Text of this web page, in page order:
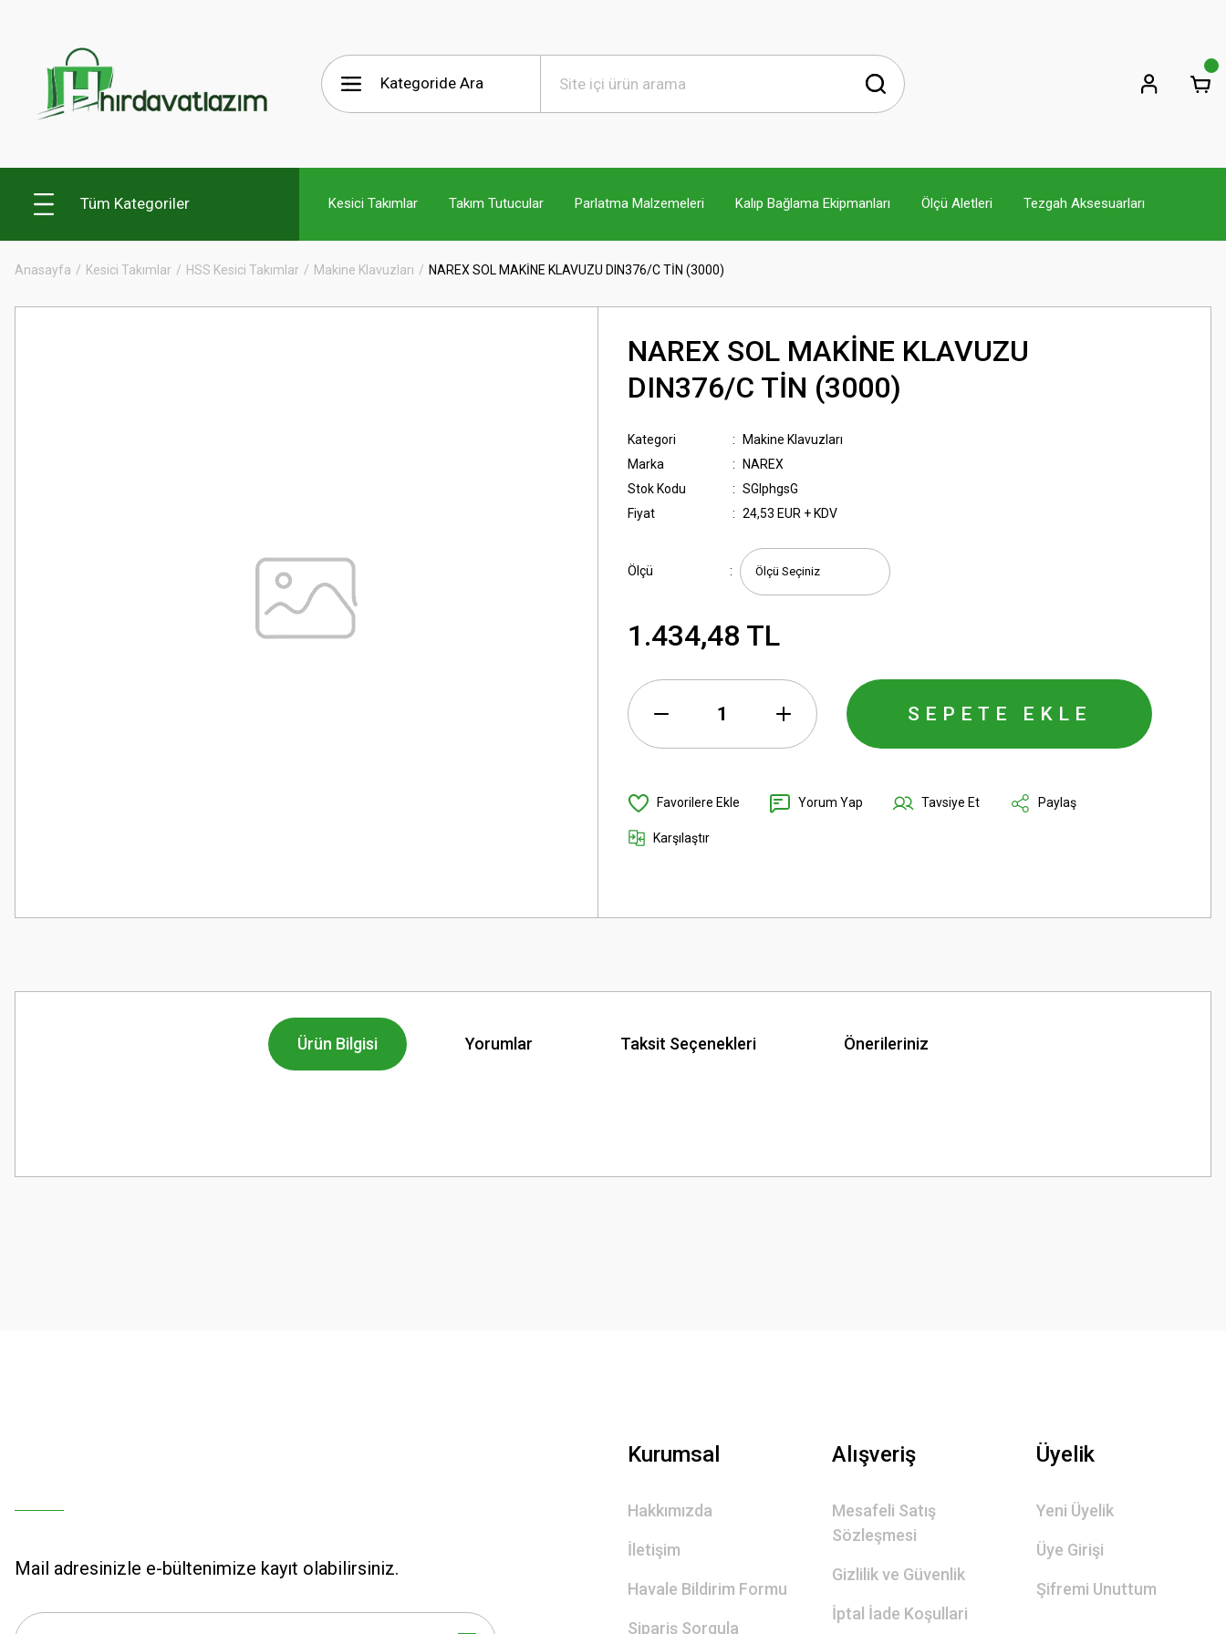
Tüm Kategoriler Kesici Takımlar Takım Tutucular Parlatma Malzemeleri Kalıp Bağlama Ekipmanları Ölçü Aletleri Tezgah Aksesuarları
Anasayfa Kesici Takımlar HSS Kesici Takımlar Makine Klavuzları NAREX SOL MAKİNE KLAVUZU DIN376/C TİN (3000)
NAREX SOL MAKİNE KLAVUZU
DIN376/C TİN (3000)
Kategori
Makine Klavuzları
Marka
NAREX
Stok Kodu
SGIphgsG
Fiyat
24,53 EUR + KDV
Ölçü
1.434,48 TL
SEPETE EKLE
Yorum Yap Tavsiye Et Paylaş
Karşılaştır
Ürün Bilgisi Yorumlar Taksit Seçenekleri Önerileriniz
Mail adresinizle e-bültenimize kayıt olabilirsiniz.
Kurumsal
Hakkımızda
İletişim
Havale Bildirim Formu
Sipariş Sorgula
Alışveriş
Mesafeli Satış
Sözleşmesi
Gizlilik ve Güvenlik
İptal İade Koşullari
Üyelik
Yeni Üyelik
Üye Girişi
Şifremi Unuttum